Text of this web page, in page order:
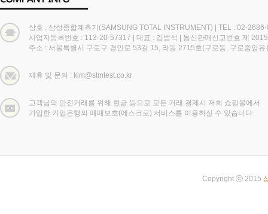
상호 : 삼성종합계측기(SAMSUNG TOTAL INSTRUMENT) | TEL : 02-
사업자등록번호 : 113-20-57317 | 대표 : 김범석 | 통신판매신고번호 제
주소 : 서울특별시 구로구 경인로 53길 15, 라동 2715호(구로동, 구로중앙유
제휴 및 문의 : kim@stmtest.co.kr
고객님의 안전거래를 위해 현금 등으로 모든 거래 결제시 저희 쇼핑몰에서
가입한 기업은행의 매매보호(에스크로) 서비스를 이용하실 수 있습니다.
Copyright ⓒ 2015